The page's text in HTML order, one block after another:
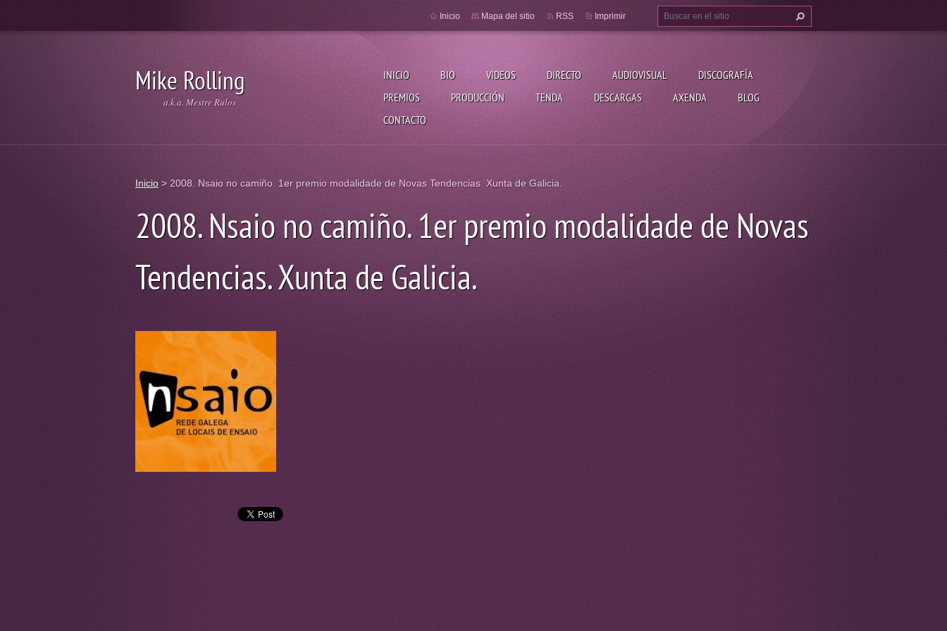
Mike Rolling
a.k.a. Mestre Rulos
INICIO BIO VIDEOS DIRECTO AUDIOVISUAL
DISCOGRAFÍA
PREMIOS
PRODUCCIÓN TENDA DESCARGAS AXENDA
BLOG
CONTACTO
Inicio Mapa del sitio RSS Imprimir
Inicio > 2008. Nsaio no camiño. 1er premio modalidade de Novas Tendencias. Xunta de Galicia.
2008. Nsaio no camiño. 1er premio modalidade de Novas
Tendencias. Xunta de Galicia.